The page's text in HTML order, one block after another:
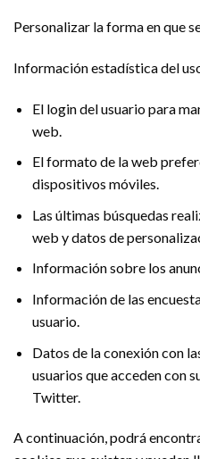
Personalizar la forma en que
Información estadística del
El login del usuario para
web.
El formato de la web
dispositivos móviles.
Las últimas búsquedas
web y datos de
Información sobre los
Información de las
usuario.
Datos de la conexión con
usuarios que acceden con
Twitter.
A continuación, podrá